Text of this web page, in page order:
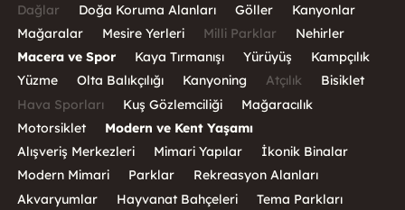
Dağlar
Doğa Koruma Alanları Göller
Kanyonlar
Mağaralar
Mesire Yerleri Milli Parklar
Nehirler
Macera ve Spor
Kaya Tırmanışı Yürüyüş
Kampçılık
Yüzme
Olta Balıkçılığı Kanyoning Atçılık
Bisiklet
Hava Sporları
Kuş Gözlemciliği
Mağaracılık
Motorsiklet
Modern ve Kent Yaşamı
Alışveriş Merkezleri
Mimari Yapılar
İkonik Binalar
Modern Mimari
Parklar
Rekreasyon Alanları
Akvaryumlar
Hayvanat Bahçeleri
Tema Parkları